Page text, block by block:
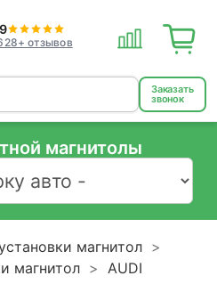
отзывов
Заказать
звонок
магнитолы
магнитол
магнитол
AUDI